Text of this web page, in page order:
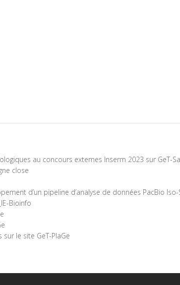
au concours externes Inserm 2023 sur GeT-
close
d’un pipeline d’analyse de données PacBio
Bioinfo
le site GeT-PlaGe